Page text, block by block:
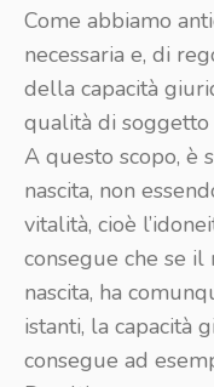
Come abbiamo
necessaria e, di
della capacità
qualità di
A questo scopo, è
nascita, non
vitalità, cioè
consegue che se
nascita, ha
istanti, la capacità
consegue ad